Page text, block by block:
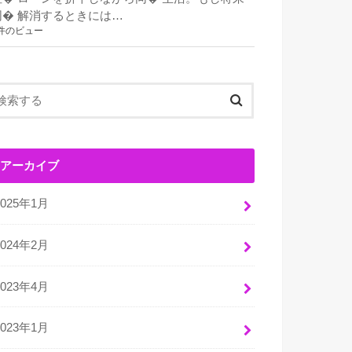
� 解消するときには…
のビュー
アーカイブ
年1月
年2月
年4月
年1月